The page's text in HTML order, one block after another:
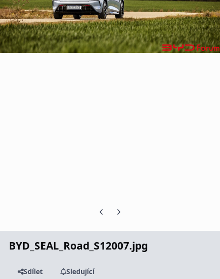
Předchozí snímek karuselu
Další snímek karuselu
BYD_SEAL_Road_S12007.jpg
Sdílet
Sledující